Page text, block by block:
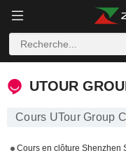
UTOUR GROUP
UTOUR
Cours UTour Group
Cours en clôture Shenzhen